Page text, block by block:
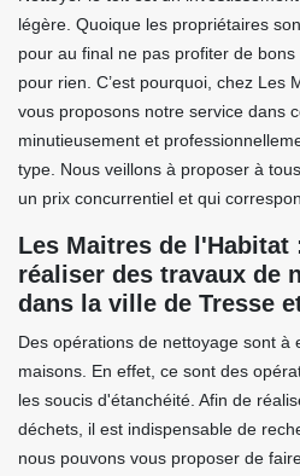
légère. Quoique les propriétaires
pour au final ne pas profiter de
pour rien. C’est pourquoi, chez Les
vous proposons notre service dans
minutieusement et
type. Nous veillons à proposer à
un prix concurrentiel et qui
Les Maitres de
réaliser des travaux de
dans la ville de Tresse
Des opérations de nettoyage sont à
maisons. En effet, ce sont des
les soucis d'étanchéité. Afin de
déchets, il est indispensable de
nous pouvons vous proposer de